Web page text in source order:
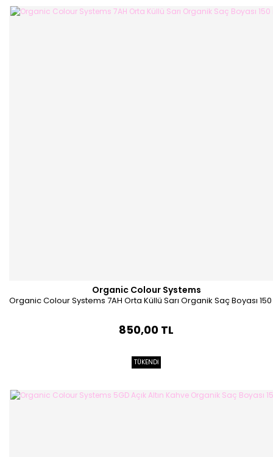
Organic Colour Systems
Organic Colour Systems 7AH Orta Küllü Sarı Organik Saç Boyası
850,00 TL
TÜKENDİ